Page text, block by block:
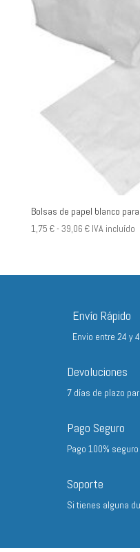
Bolsas de papel blanco
1,75 €-39,06 €Rango
desde
39,06 €
IVA incluído
Envío Rápido
Envio entre 24 y
Devoluciones
7 días de plazo
Pago Seguro
Pago 100%
Soporte
Si tienes alguna